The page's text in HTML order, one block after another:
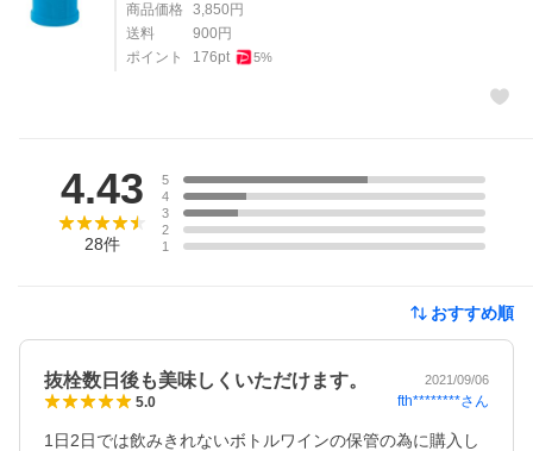
商品価格 3,850 円
送料
900 円
ポイント
176pt 5%
4.43
28件
5
4
3
2
1
おすすめ順
抜栓数日後も美味しくいただけます。 2021/09/06
5.0 fth********さん
1日2日では飲みきれないボトルワインの保管の為に購入し